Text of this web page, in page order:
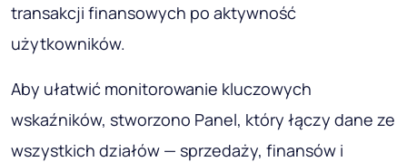
transakcji finansowych po aktywność
użytkowników.
Aby ułatwić monitorowanie kluczowych
wskaźników, stworzono Panel, który łączy dane ze
wszystkich działów — sprzedaży, finansów i